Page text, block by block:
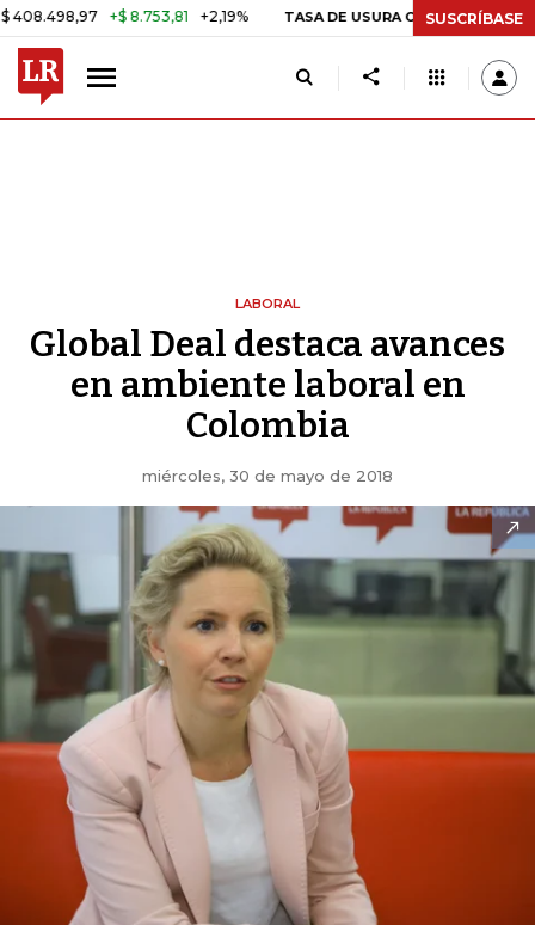
+$ 8.753,81 +2,19% TASA DE USURA CRÉDITO CONSUMO
SUSCRÍBASE
LABORAL
Global Deal destaca avances
en ambiente laboral en
Colombia
miércoles, 30 de mayo de 2018